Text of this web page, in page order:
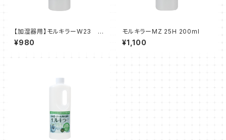
【加湿器用】モルキラーW23 2
00ml
¥980
モルキラーMZ 25H 200ml
¥1,100